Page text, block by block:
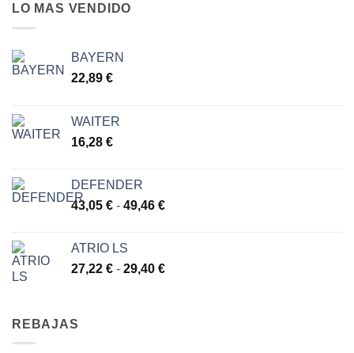
LO MAS VENDIDO
BAYERN
22,89 €
WAITER
16,28 €
DEFENDER
43,05 € - 49,46 €Rango
43,05 €
ATRIO LS
27,22 € - 29,40 €Rango
REBAJAS